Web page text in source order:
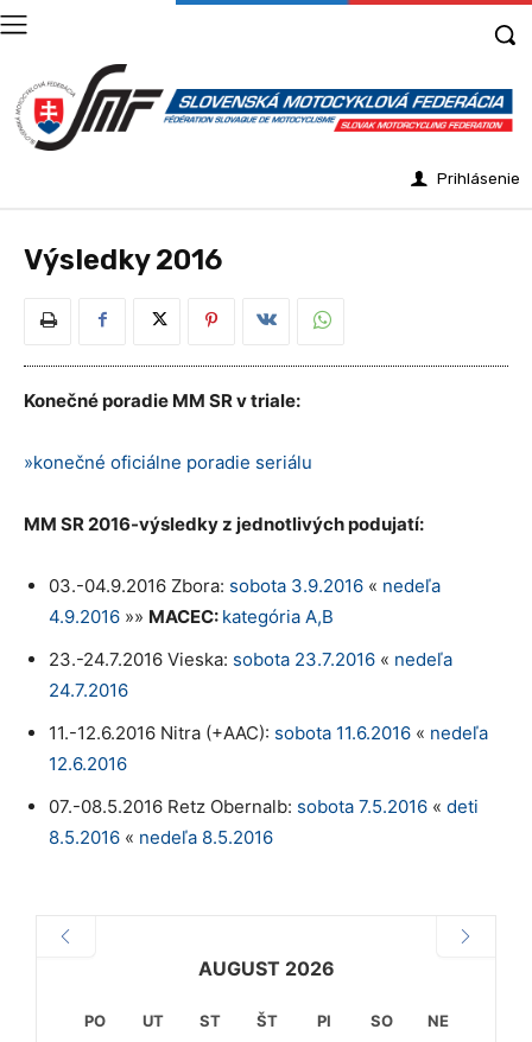
Prihlásenie
Výsledky 2016
Konečné poradie MM SR v triale:
»konečné oficiálne poradie seriálu
MM SR 2016-výsledky z jednotlivých podujatí:
03.-04.9.2016 Zbora: sobota 3.9.2016 « nedeľa
4.9.2016 »» MACEC: kategória A,B
23.-24.7.2016 Vieska: sobota 23.7.2016 « nedeľa
24.7.2016
11.-12.6.2016 Nitra (+AAC): sobota 11.6.2016 « nedeľa
12.6.2016
07.-08.5.2016 Retz Obernalb: sobota 7.5.2016 « deti
8.5.2016 « nedeľa 8.5.2016
AUGUST 2026
PO UT ST ŠT PI SO NE